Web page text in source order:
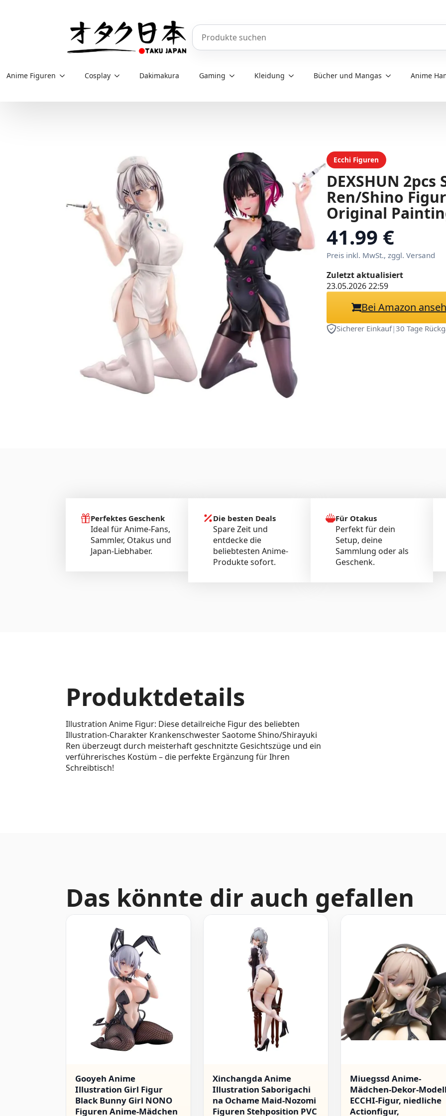
Produkte durchsuchen
Anime Figuren Cosplay Dakimakura Gaming Kleidung Bücher und Mangas Anime
Ecchi Figuren
DEXSHUN
Ren/Shino
Original
Ren/Shino
PVC Modell
Geschenke
41.99 €
Preis inkl. MwSt., zggl. Versand
Zuletzt aktualisiert
23.05.2026 22:59
Bei Amazon
Sicherer Einkauf|30 Tage
Perfektes Geschenk
Ideal für Anime-Fans,
Sammler, Otakus und
Japan-Liebhaber.
Die besten Deals
Spare Zeit und
entdecke die
beliebtesten Anime-
Produkte sofort.
Für Otakus
Perfekt für dein
Setup, deine
Sammlung oder als
Geschenk.
Produktdetails
Illustration Anime Figur: Diese detailreiche Figur des beliebten
Illustration-Charakter Krankenschwester Saotome Shino/Shirayuki
Ren überzeugt durch meisterhaft geschnitzte Gesichtszüge und ein
verführerisches Kostüm – die perfekte Ergänzung für Ihren
Schreibtisch!
Das könnte dir auch gefallen
Gooyeh Anime
Illustration Girl Figur
Black Bunny Girl NONO
Figuren Anime-Mädchen
Xinchangda Anime
Illustration Saborigachi
na Ochame Maid-Nozomi
Figuren Stehposition PVC
Miuegssd Anime-
Mädchen-Dekor-
ECCHI-Figur, niedliche
Actionfigur,